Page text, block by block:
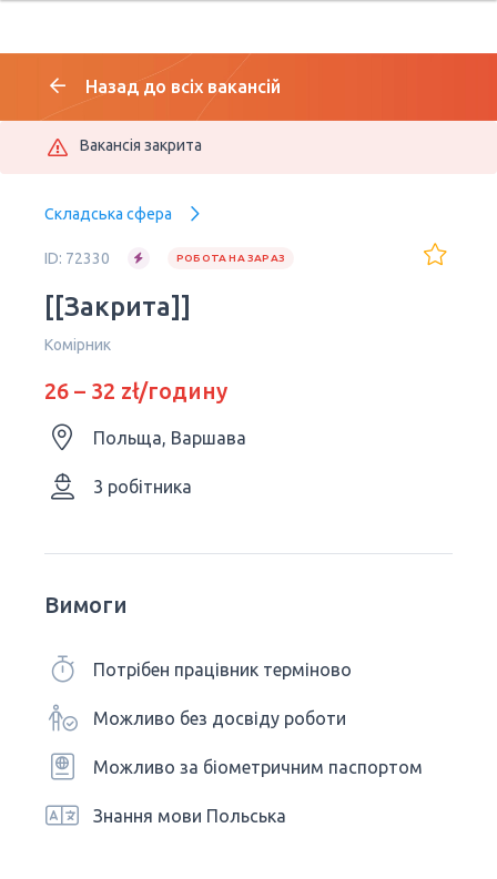
Назад до всіх вакансій
Вакансія закрита
Складська сфера
ID: 72330 РОБОТА НА ЗАРАЗ
[[Закрита]]
Комірник
26 – 32 zł/годину
Польща, Варшава
3 робітника
Вимоги
Потрібен працівник терміново
Можливо без досвіду роботи
Можливо за біометричним паспортом
Знання мови Польська